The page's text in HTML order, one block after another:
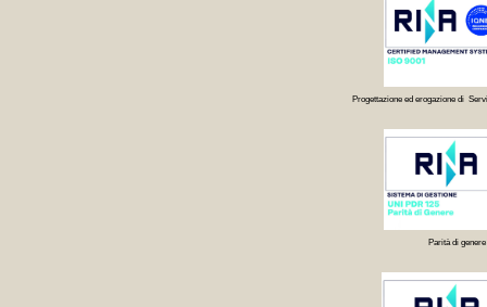
Progettazione ed erogazione di
Parità di genere